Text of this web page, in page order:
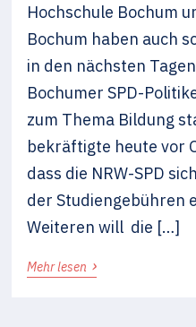
Hochschule Bochum
Bochum haben auch
in den nächsten
Bochumer SPD-
zum Thema Bildung
bekräftigte heute vor
dass die NRW-SPD
der Studiengebühren
Weiteren will die […]
Mehr lesen ›